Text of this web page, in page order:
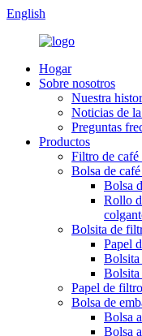
English
Hogar
Sobre nosotros
Nuestra
Noticias de
Preguntas
Productos
Filtro de
Bolsa de
Bolsa
Rollo
Bolsita de
Papel
Bolsita
Bolsita
Papel de
Bolsa de
Bolsa
Bolsa